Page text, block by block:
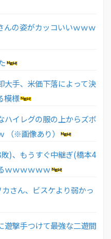
んの姿がカッコいいｗｗｗ
大手、米価下落によって決
模様
ハイレグの服の上からズボ
（※画像あり）
敗)、もうすぐ中継ぎ(橋本4
ｗｗｗｗｗｗ
さん、ビスケより弱かっ
遊撃手つけて最強な二遊間